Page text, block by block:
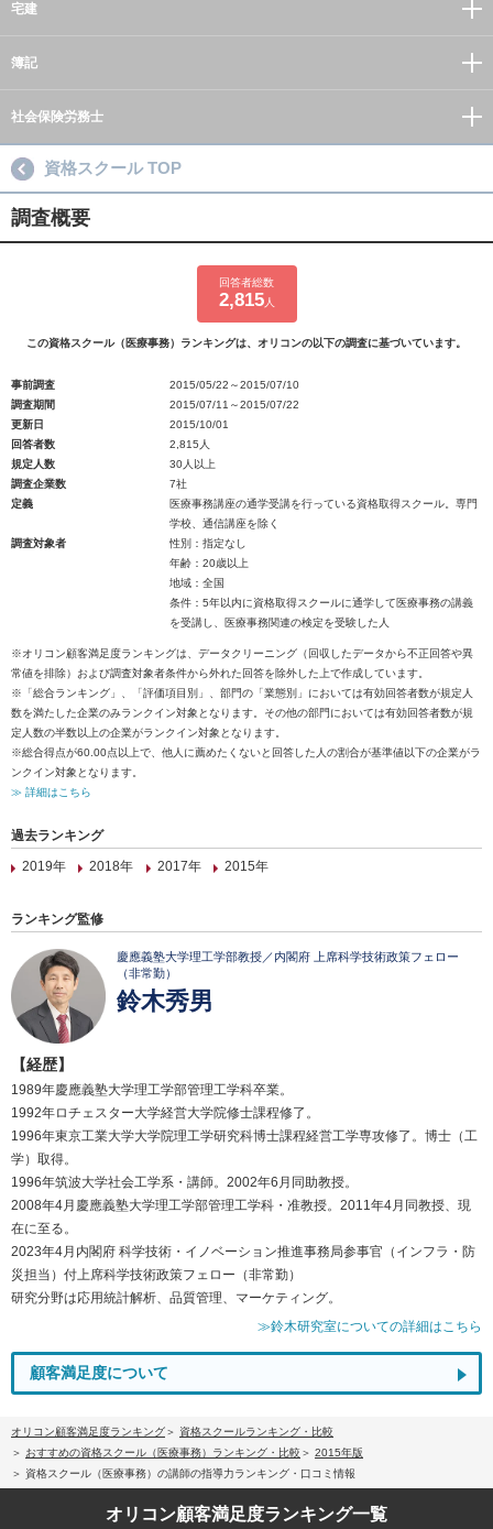
宅建
簿記
社会保険労務士
資格スクール TOP
調査概要
回答者総数
2,815人
この資格スクール（医療事務）ランキングは、オリコンの以下の調査に基づいています。
事前調査
2015/05/22～2015/07/10
調査期間
2015/07/11～2015/07/22
更新日
2015/10/01
回答者数
2,815人
規定人数
30人以上
調査企業数
7社
定義
医療事務講座の通学受講を行っている資格取得スクール。専門
学校、通信講座を除く
調査対象者
性別：指定なし
年齢：20歳以上
地域：全国
条件：5年以内に資格取得スクールに通学して医療事務の講義
を受講し、医療事務関連の検定を受験した人
※オリコン顧客満足度ランキングは、データクリーニング（回収したデータから不正回答や異
常値を排除）および調査対象者条件から外れた回答を除外した上で作成しています。
※「総合ランキング」、「評価項目別」、部門の「業態別」においては有効回答者数が規定人
数を満たした企業のみランクイン対象となります。その他の部門においては有効回答者数が規
定人数の半数以上の企業がランクイン対象となります。
※総合得点が60.00点以上で、他人に薦めたくないと回答した人の割合が基準値以下の企業がラ
ンクイン対象となります。
≫ 詳細はこちら
過去ランキング
2019年
2018年 2017年 2015年
ランキング監修
慶應義塾大学理工学部教授／内閣府 上席科学技術政策フェロー
（非常勤）
鈴木秀男
【経歴】
1989年慶應義塾大学理工学部管理工学科卒業。
1992年ロチェスター大学経営大学院修士課程修了。
1996年東京工業大学大学院理工学研究科博士課程経営工学専攻修了。博士（工
学）取得。
1996年筑波大学社会工学系・講師。2002年6月同助教授。
2008年4月慶應義塾大学理工学部管理工学科・准教授。2011年4月同教授、現
在に至る。
2023年4月内閣府 科学技術・イノベーション推進事務局参事官（インフラ・防
災担当）付上席科学技術政策フェロー（非常勤）
研究分野は応用統計解析、品質管理、マーケティング。
≫鈴木研究室についての詳細はこちら
顧客満足度について
オリコン顧客満足度ランキング
資格スクールランキング・比較
おすすめの資格スクール（医療事務）ランキング・比較
2015年版
資格スクール（医療事務）の講師の指導力ランキング・口コミ情報
オリコン顧客満足度ランキング一覧